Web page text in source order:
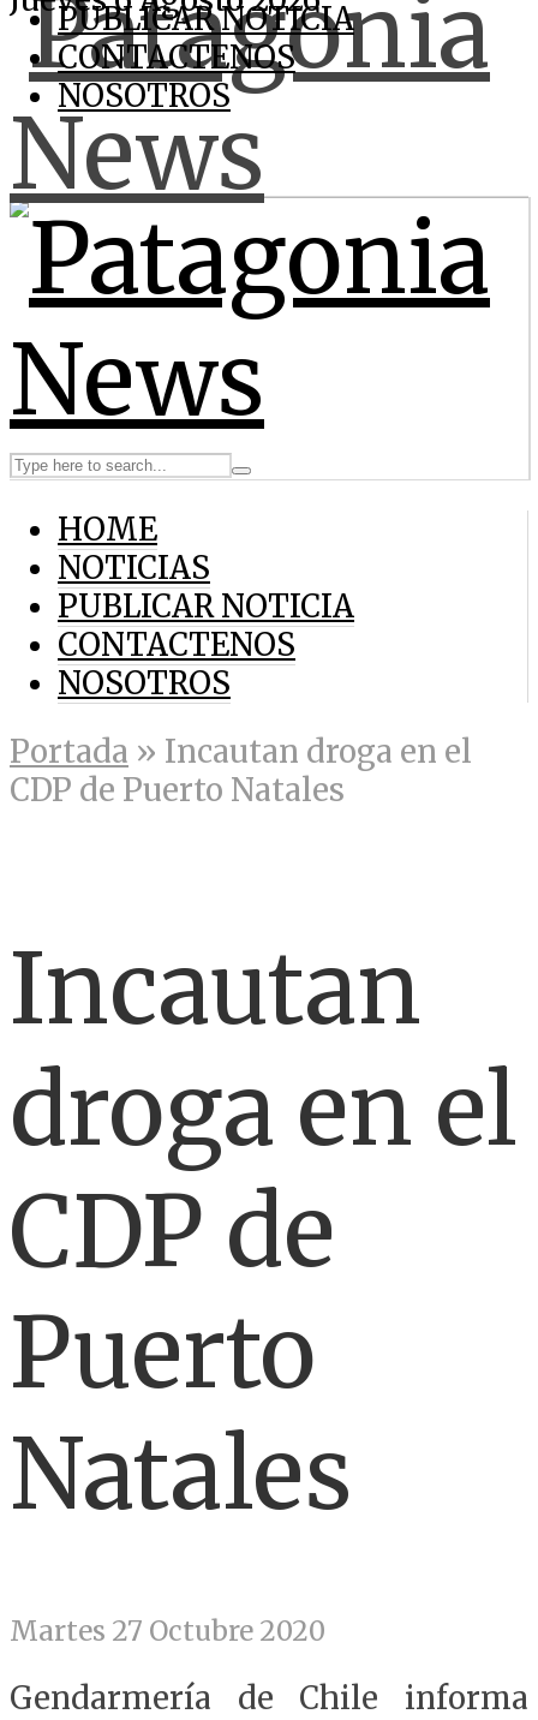
PUBLICAR NOTICIA
CONTACTENOS
NOSOTROS
HOME
NOTICIAS
PUBLICAR NOTICIA
CONTACTENOS
NOSOTROS
Portada » Incautan droga en el
CDP de Puerto Natales
Incautan
droga en el
CDP de
Puerto
Natales
Martes 27 Octubre 2020
Gendarmería de Chile informa